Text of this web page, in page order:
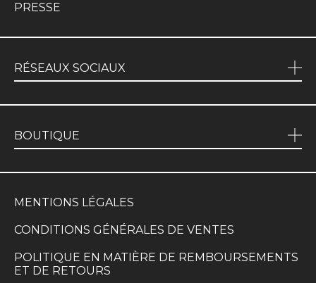
PRESSE
RÉSEAUX SOCIAUX
BOUTIQUE
MENTIONS LÉGALES
CONDITIONS GÉNÉRALES DE VENTES
POLITIQUE EN MATIÈRE DE REMBOURSEMENTS
ET DE RETOURS